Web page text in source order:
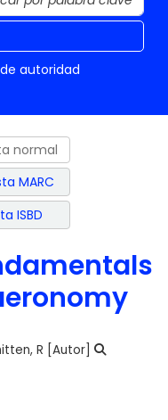
autoridad
normal
MARC
ISBD
R [Autor]